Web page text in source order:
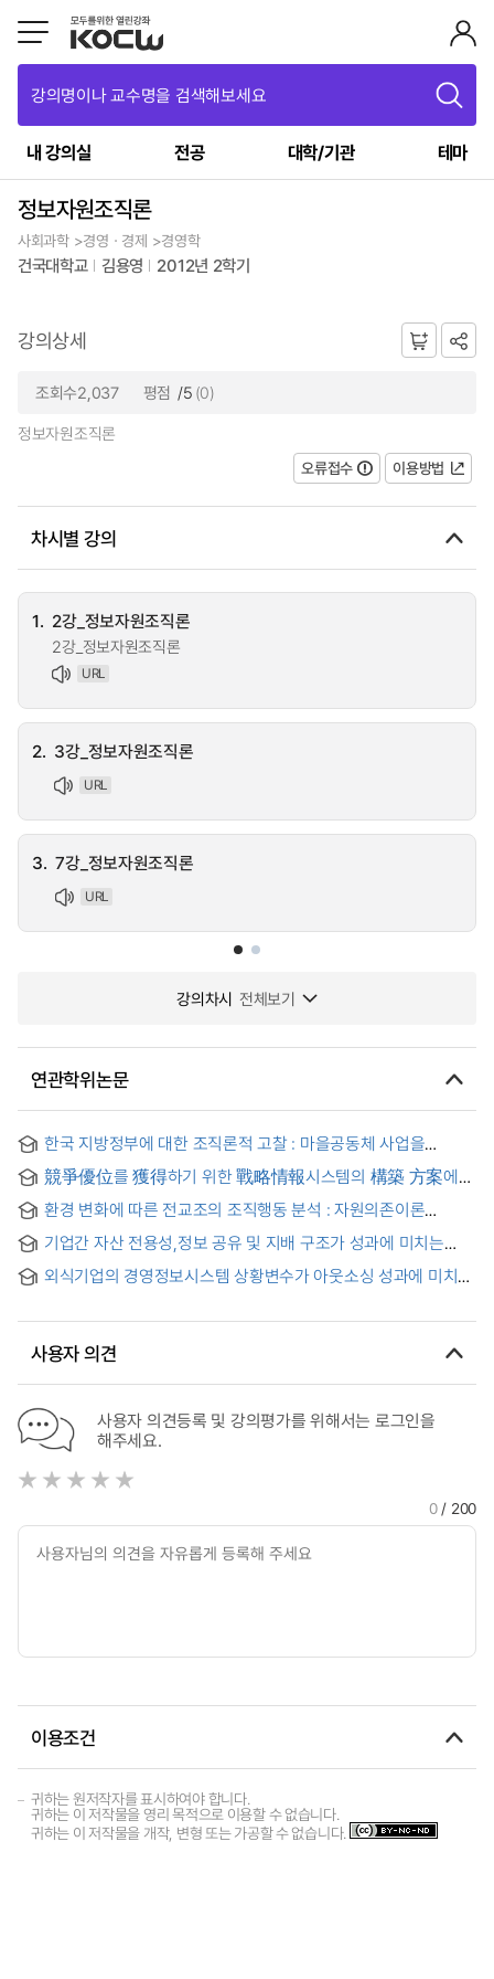
강의명이나 교수명을 검색해보세요
내 강의실 전공 대학/기관 테마
정보자원조직론
사회과학 >경영ㆍ경제 >경영학
건국대학교 김용영 2012년 2학기
강의상세
조회수2,037 평점 /5 (0)
정보자원조직론
오류접수
이용방법
차시별 강의
1. 2강_정보자원조직론
2강_정보자원조직론
URL
2. 3강_정보자원조직론
URL
3. 7강_정보자원조직론
URL
강의차시 전체보기
연관학위논문
한국 지방정부에 대한 조직론적 고찰 : 마을공동체 사업을
중심으로
競爭優位를 獲得하기 위한 戰略情報시스템의 構築 方案에
관한 硏究 = (A) Study of the organzing methoded of sis for
gaining competitive superiority
환경 변화에 따른 전교조의 조직행동 분석 : 자원의존이론
(Resource dependence theory) 관점에서
기업간 자산 전용성,정보 공유 및 지배 구조가 성과에 미치는
영향에 관한 연구 : 국내 전자 산업의 구매자-공급자 관계를
중심으로 = (An) Empirical Study on the Effect of Inter-firm
Structure on Performance in the Buyer-Supplier
Relationships of the Korean Electronics Industry
외식기업의 경영정보시스템 상황변수가 아웃소싱 성과에 미치는
Management Information System of Restaurant
사용자 의견
사용자 의견등록 및 강의평가를 위해서는 로그인을
해주세요.
0/ 200
이용조건
귀하는 원저작자를 표시하여야 합니다.
귀하는 이 저작물을 영리 목적으로 이용할 수 없습니다.
귀하는 이 저작물을 개작, 변형 또는 가공할 수 없습니다.